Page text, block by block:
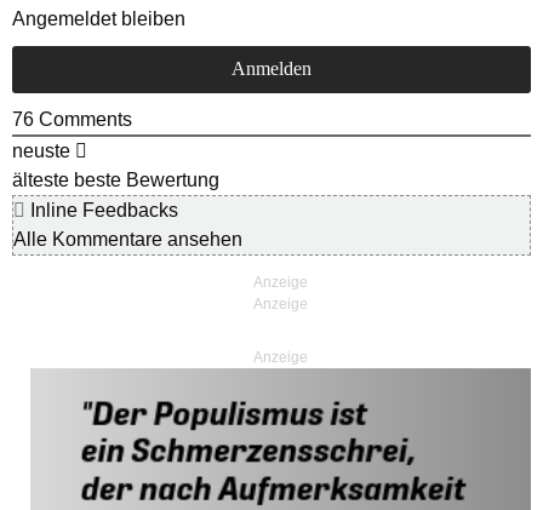
Angemeldet bleiben
76 Comments
neuste
älteste beste Bewertung
Inline Feedbacks
Alle Kommentare ansehen
Anzeige